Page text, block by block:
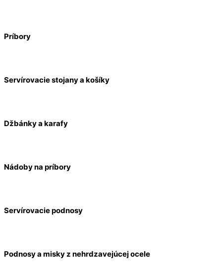
Príbory
Servírovacie stojany a košíky
Džbánky a karafy
Nádoby na príbory
Servírovacie podnosy
Podnosy a misky z nehrdzavejúcej ocele